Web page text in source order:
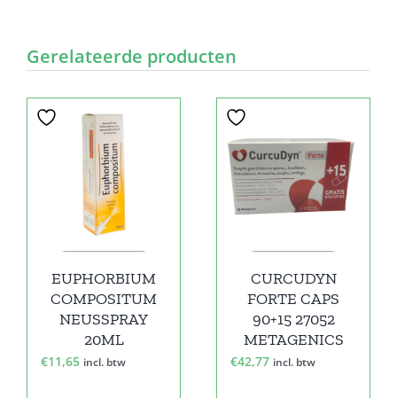
Gerelateerde producten
EUPHORBIUM
COMPOSITUM
NEUSSPRAY
20ML
€11,65 incl. btw
CURCUDYN
FORTE CAPS
90+15 27052
METAGENICS
€42,77 incl. btw